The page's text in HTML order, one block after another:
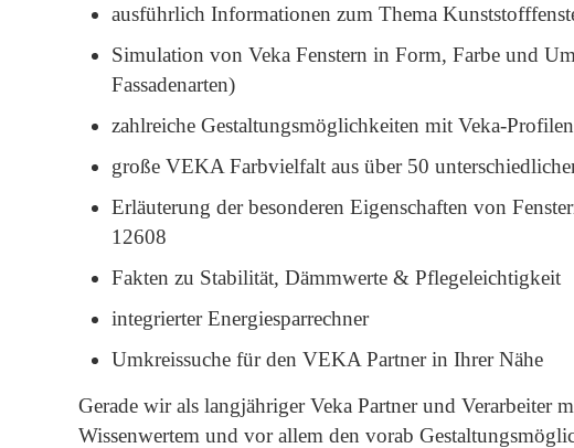
ausführlich Informationen zum Thema
Simulation von Veka Fenstern in Form, Farbe und
Fassadenarten)
zahlreiche Gestaltungsmöglichkeiten mit Veka-Profilen
große VEKA Farbvielfalt aus über 50
Erläuterung der besonderen Eigenschaften von
12608
Fakten zu Stabilität, Dämmwerte & Pflegeleichtigkeit
integrierter Energiesparrechner
Umkreissuche für den VEKA Partnerin Ihrer Nähe
Gerade wir als langjähriger Veka Partner und Verarbeiter
Wissenwertem und vor allem den vorab